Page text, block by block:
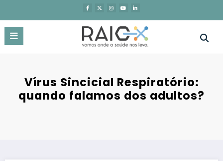
o
conteúdo
Vírus Sincicial Respiratório:
quando falamos dos adultos?